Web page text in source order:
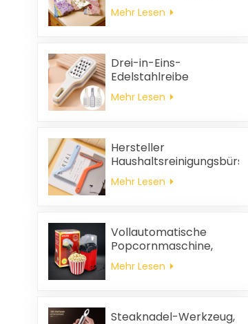
ölabweisend, leicht zu
reinigen, dick, bedruckt,
wiederverwendbar,
umweltfreundlich
Mehr Lesen
Drei-in-Eins-
Edelstahlreibe
Mehr Lesen
Hersteller
Haushaltsreinigungsbürste
aus Kunststoff Kleidung
statische
Mehr Lesen
Vollautomatische
Popcornmaschine,
tragbare
Popcornmaschine für
Mehr Lesen
Steaknadel-Werkzeug,